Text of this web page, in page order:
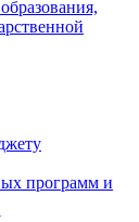
программ и